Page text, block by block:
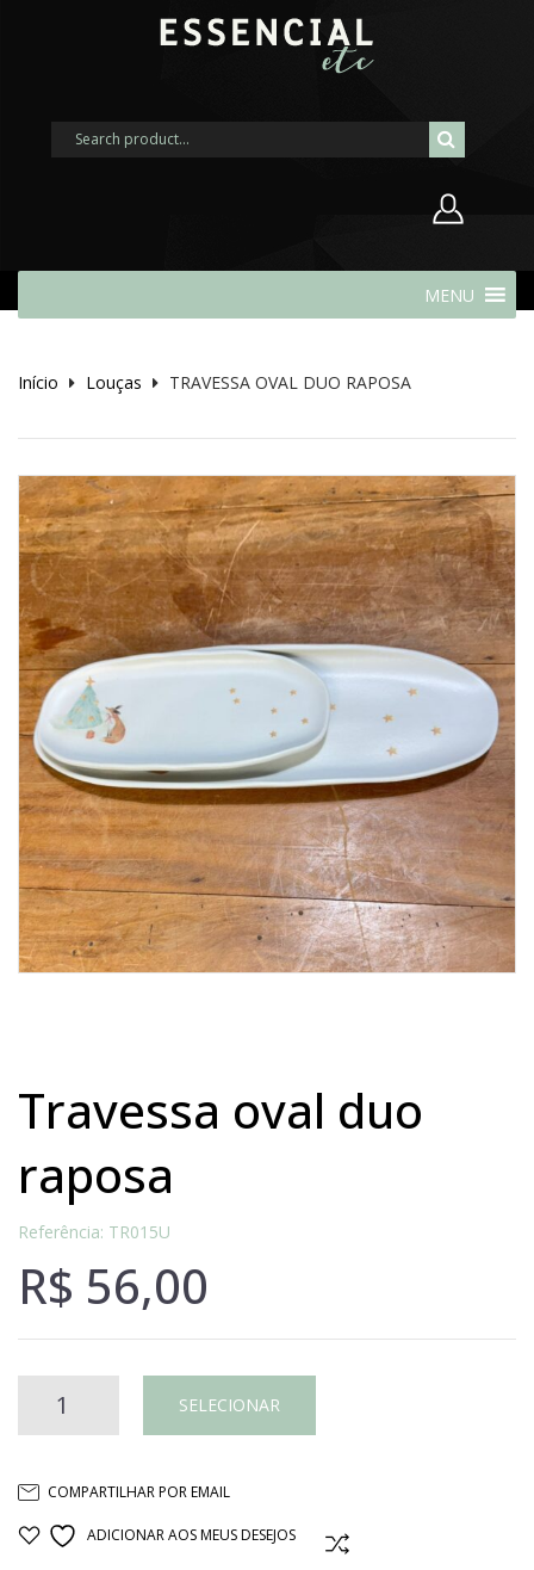
Lembrar-me
Lost Password
Cadastrar Conta
MENU
Início Louças TRAVESSA OVAL DUO RAPOSA
travessa oval duo
raposa
Referência: TR015U
R$ 56,00
TRAVESSA
DUO
SELECIONAR
COMPARTILHAR POR EMAIL
ADICIONAR AOS MEUS DESEJOS